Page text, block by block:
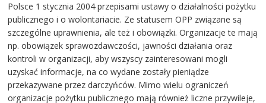
Polsce 1 stycznia 2004 przepisami ustawy o działalności pożytku
publicznego i o wolontariacie. Ze statusem OPP związane są
szczególne uprawnienia, ale też i obowiązki. Organizacje te mają
np. obowiązek sprawozdawczości, jawności działania oraz
kontroli w organizacji, aby wszyscy zainteresowani mogli
uzyskać informacje, na co wydane zostały pieniądze
przekazywane przez darczyńców. Mimo wielu ograniczeń
organizacje pożytku publicznego mają również liczne przywileje,